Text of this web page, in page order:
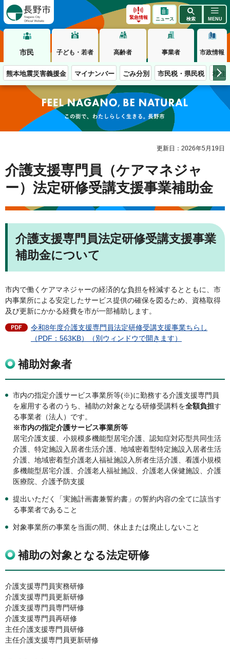
緊急情報 ニュース 検索 MENU
市民 子ども・若者 高齢者 事業者 市政情報
熊本地震災害義援金 マイナンバー ごみ分別 市民税・県民税 移住
この街で、わたしらしく生きる。長野市
更新日：2026年5月19日
介護支援専門員（ケアマネジャ
ー）法定研修受講支援事業補助金
介護支援専門員法定研修受講支援事業
補助金について
市内で働くケアマネジャーの経済的な負担を軽減するとともに、市
内事業所による安定したサービス提供の確保を図るため、資格取得
及び更新にかかる経費を市が一部補助します。
令和8年度介護支援専門員法定研修受講支援事業ちらし
（PDF：563KB）（別ウィンドウで開きます）
補助対象者
市内の指定介護サービス事業所等(※)に勤務する介護支援専門員
を雇用する者のうち、補助の対象となる研修受講料を全額負担す
る事業者（法人）です。
※市内の指定介護サービス事業所等
居宅介護支援、小規模多機能型居宅介護、認知症対応型共同生活
介護、特定施設入居者生活介護、地域密着型特定施設入居者生活
介護、地域密着型介護老人福祉施設入所者生活介護、看護小規模
多機能型居宅介護、介護老人福祉施設、介護老人保健施設、介護
医療院、介護予防支援
提出いただく「実施計画書兼誓約書」の誓約内容の全てに該当す
る事業者であること
対象事業所の事業を当面の間、休止または廃止しないこと
補助の対象となる法定研修
介護支援専門員実務研修
介護支援専門員更新研修
介護支援専門員専門研修
介護支援専門員再研修
主任介護支援専門員研修
主任介護支援専門員更新研修